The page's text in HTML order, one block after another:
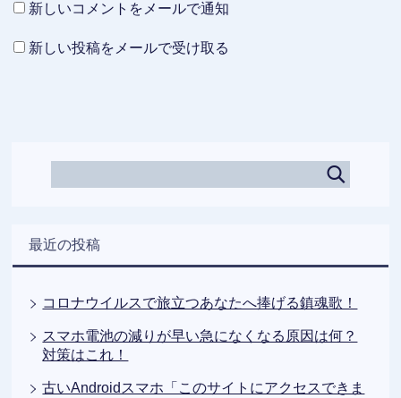
新しいコメントをメールで通知
新しい投稿をメールで受け取る
最近の投稿
コロナウイルスで旅立つあなたへ捧げる鎮魂歌！
スマホ電池の減りが早い急になくなる原因は何？
対策はこれ！
古いAndroidスマホ「このサイトにアクセスできま